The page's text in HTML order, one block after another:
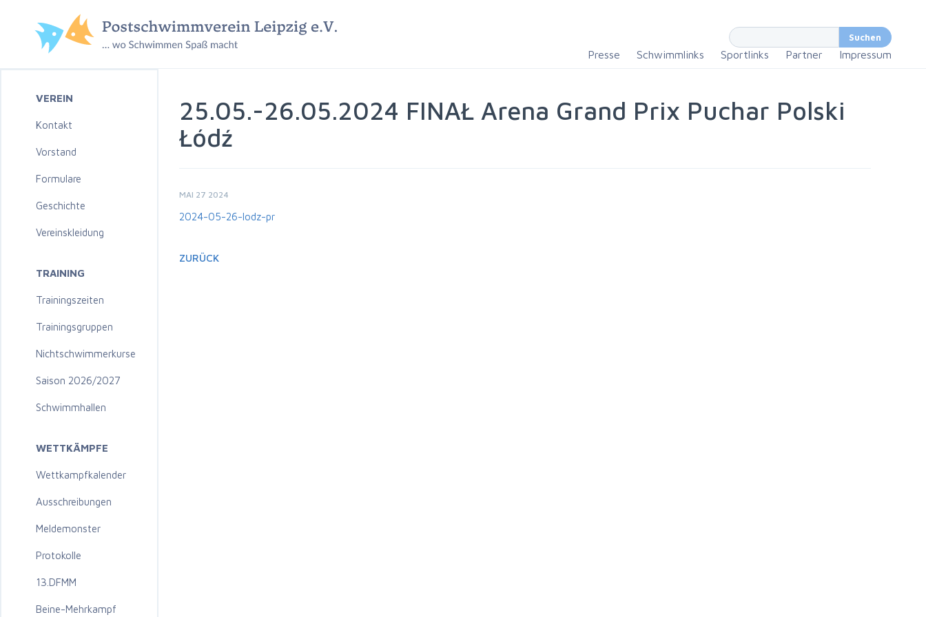
Presse Schwimmlinks Sportlinks Partner Impressum
VEREIN
Kontakt
Vorstand
Formulare
Geschichte
Vereinskleidung
TRAINING
Trainingszeiten
Trainingsgruppen
Nichtschwimmerkurse
Saison 2026/2027
Schwimmhallen
WETTKÄMPFE
Wettkampfkalender
Ausschreibungen
Meldemonster
Protokolle
13.DFMM
Beine-Mehrkampf
25.05.-26.05.2024 FINAŁ Arena Grand Prix Puchar Polski
Łódź
MAI 27 2024
2024-05-26-lodz-pr
ZURÜCK